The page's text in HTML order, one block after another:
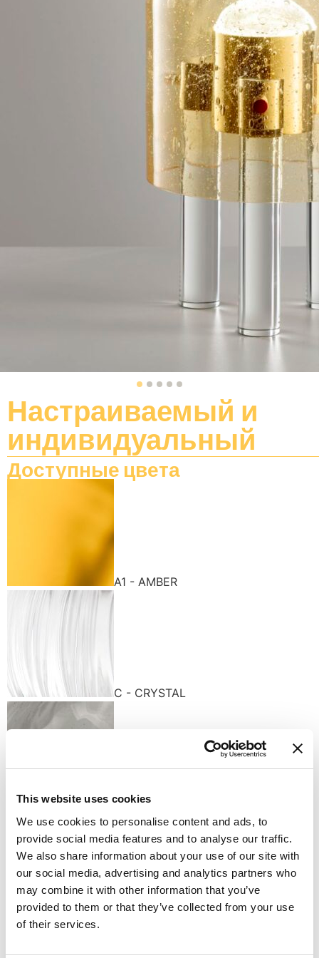
This website uses cookies
We use cookies to personalise content and ads, to
provide social media features and to analyse our traffic.
We also share information about your use of our site with
our social media, advertising and analytics partners who
may combine it with other information that you’ve
provided to them or that they’ve collected from your use
of their services.
Настраиваемый и
индивидуальный
Доступные цвета
A1 - AMBER
C - CRYSTAL
D - SMOKE
Q0 - CELESTE